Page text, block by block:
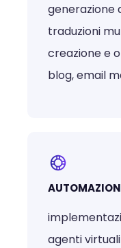
generazione
traduzioni
creazione e
blog, email
agenti